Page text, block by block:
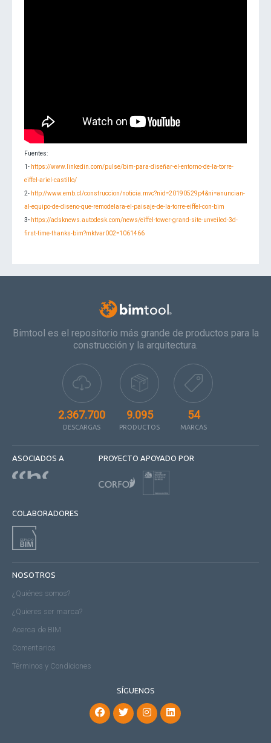
Fuentes:
1- https://www.linkedin.com/pulse/bim-para-diseñar-el-entorno-de-la-torre-
eiffel-ariel-castillo/
2- http://www.emb.cl/construccion/noticia.mvc?nid=20190529p4&ni=anuncian-
al-equipo-de-diseno-que-remodelara-el-paisaje-de-la-torre-eiffel-con-bim
3- https://adsknews.autodesk.com/news/eiffel-tower-grand-site-unveiled-3d-
first-time-thanks-bim?mktvar002=1061466
Bimtool es el repositorio más grande de productos para la
construcción y la arquitectura.
2.367.700
DESCARGAS
9.095
PRODUCTOS
54
MARCAS
ASOCIADOS A PROYECTO APOYADO POR
COLABORADORES
NOSOTROS
¿Quiénes somos?
¿Quieres ser marca?
Acerca de BIM
Comentarios
Términos y Condiciones
SÍGUENOS